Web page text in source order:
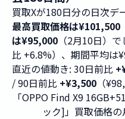
買取Xが180日分の日次デ
最高買取価格は¥101,500
は¥95,000 （2月10日）
比 +6.8%）、期間平均は
直近の値動き: 30日前比
/ 90日前比 +¥3,500 （
「OPPO Find X9
ック]」買取価格の